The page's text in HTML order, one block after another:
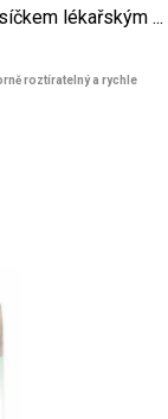
lékařským ...
roztíratelný a rychle